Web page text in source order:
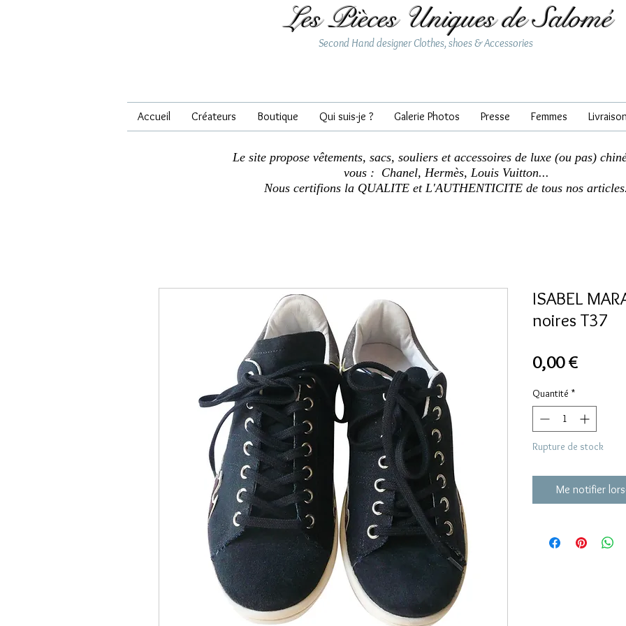
Les Pièces Uniques de Salomé
Second Hand designer Clothes, shoes & Accessories
Accueil Créateurs Boutique Qui suis-je ? Galerie Photos Presse Femmes
Le site propose vêtements, sacs, souliers et accessoires de luxe (ou pas)
vous : Chanel, Hermès, Louis Vuitton...
Nous certifions la QUALITE et L'AUTHENTICITE de tous nos articles.
ISABEL
noires T37
0,00 €
Quantité *
Rupture de stock
Me notifier